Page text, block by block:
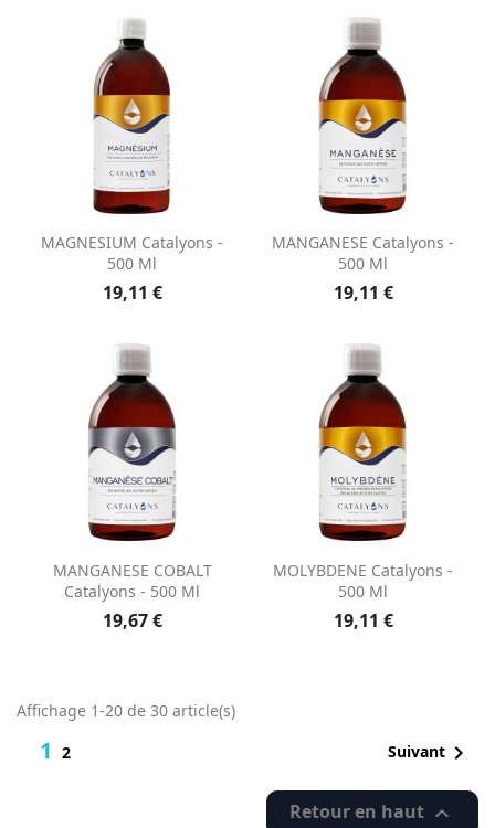
MAGNESIUM Catalyons -
500 Ml
19,11 €
MANGANESE Catalyons -
500 Ml
19,11 €
MANGANESE COBALT
Catalyons - 500 Ml
19,67 €
MOLYBDENE Catalyons -
500 Ml
19,11 €
Affichage 1-20 de 30 article(s)
1 2 Suivant 
Retour en haut 